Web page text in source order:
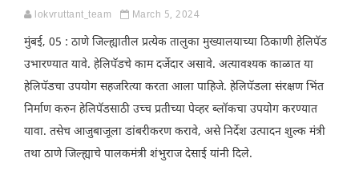
lokvruttant_team March 5, 2024
मुंबई, 05 : ठाणे जिल्ह्यातील प्रत्येक तालुका मुख्यालयाच्या ठिकाणी हेलिपॅड
उभारण्यात यावे. हेलिपॅडचे काम दर्जेदार असावे. अत्यावश्यक काळात या
हेलिपॅडचा उपयोग सहजरित्या करता आला पाहिजे. हेलिपॅडला संरक्षण भिंत
निर्माण करुन हेलिपॅडसाठी उच्च प्रतीच्या पेव्हर ब्लॉकचा उपयोग करण्यात
यावा. तसेच आजुबाजूला डांबरीकरण करावे, असे निर्देश उत्पादन शुल्क मंत्री
तथा ठाणे जिल्ह्याचे पालकमंत्री शंभुराज देसाई यांनी दिले.